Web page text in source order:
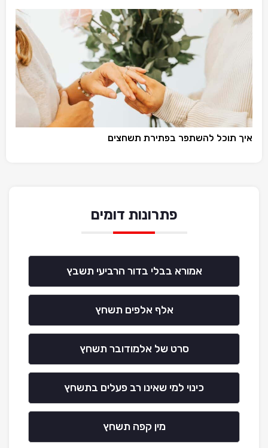
איך תוכל להשתפר בפתירת תשחצים
פתרונות דומים
אמורא בבלי בדור הרביעי תשבץ
אלף אלפים תשחץ
סרט של אלמודובר תשחץ
כינוי למי שאינו רב פעלים בתשחץ
מין קפה תשחץ